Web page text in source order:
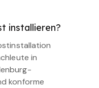
installieren?
in
konforme